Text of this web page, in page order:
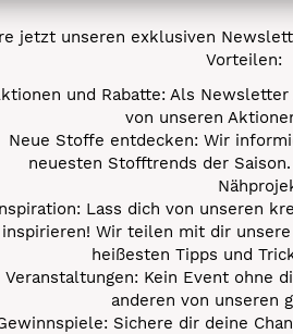
jetzt unseren exklusiven
Vorteilen:
und Rabatte: Als
von unseren
Neue Stoffe entdecken: Wir
neuesten Stofftrends der
Lass dich von unseren
inspirieren! Wir teilen mit dir
heißesten Tipps und
Veranstaltungen: Kein Event ohne
anderen von unseren
Sichere dir deine